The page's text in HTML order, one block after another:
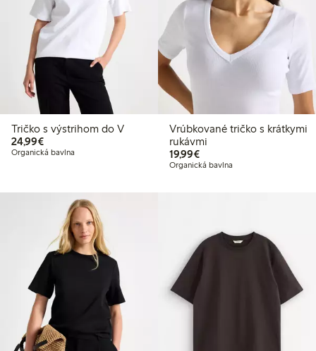
Tričko s výstrihom do V
24,99€24,99 €
Organická bavlna
Vrúbkované tričko s krátkymi
rukávmi
19,99€19,99 €
Organická bavlna